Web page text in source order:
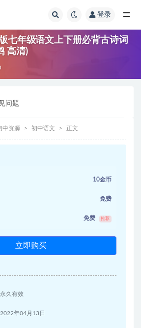
登录
七年级语文上下册必背古诗词
高清)
问题
中资源 初中语文 正文
10金币
免费
免费 推荐
立即购买
永久有效
2022年04月13日